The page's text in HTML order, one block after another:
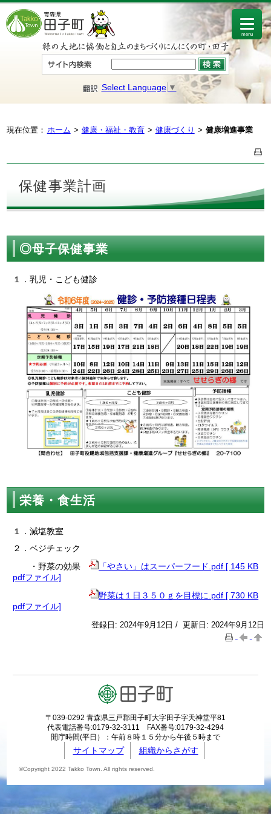
Select Language ▼
menu
現在位置： ホーム 健康・福祉・教育 健康づくり 健康増進事業
保健事業計画
◎母子保健事業
１．乳児・こども健診
栄養・食生活
１．減塩教室
２．ベジチェック
・野菜の効果
「やさい」はスーパーフード.pdf [ 145 KB
pdfファイル]
野菜は１日３５０ｇを目標に.pdf [ 730 KB
pdfファイル]
登録日: 2024年9月12日 / 更新日: 2024年9月12日
〒039-0292 青森県三戸郡田子町大字田子字天神堂平81
代表電話番号:0179-32-3111 FAX番号:0179-32-4294
開庁時間(平日）：午前８時１５分から午後５時まで
サイトマップ 組織からさがす
©Copyright 2022 Takko Town. All rights reserved.